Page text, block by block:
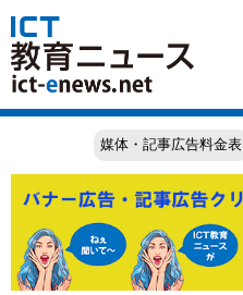
媒体・記事広告料金表